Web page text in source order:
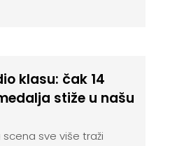
klasu: čak 14
stiže u našu
sve više traži